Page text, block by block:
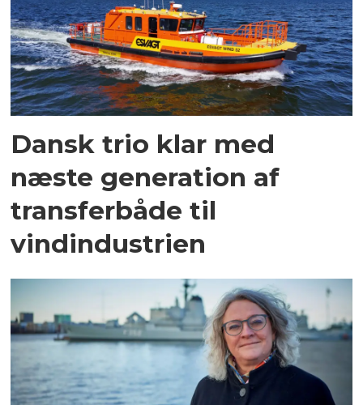
Dansk trio klar med
næste generation af
transferbåde til
vindindustrien